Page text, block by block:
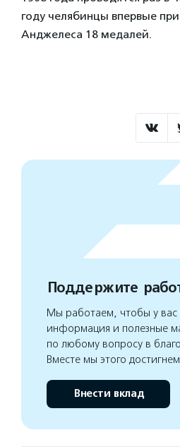
году челябинцы впервые
Анджелеса 18 медалей.
Поддержите
Мы работаем, чтобы у вас
информация и полезные
по любому вопросу в
Вместе мы этого достигнем
Внести вклад